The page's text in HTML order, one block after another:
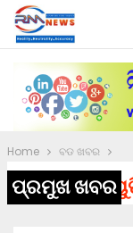
Home ବଡ ଖବର
ପ୍ରମୁଖ ଖବର
ୟୁପିଆଇ